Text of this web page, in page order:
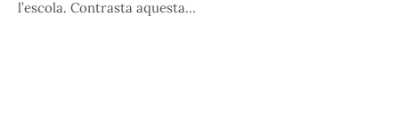
l’escola. Contrasta aquesta…